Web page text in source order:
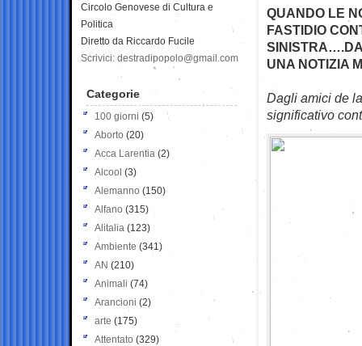
QUANDO LE
FASTIDIO
SINISTRA….DA
UNA NOTIZIA
Dagli amici de
significativo
Circolo Genovese di Cultura e
Politica
Diretto da Riccardo Fucile
Scrivici: destradipopolo@gmail.com
Categorie
100 giorni (5)
Aborto (20)
Acca Larentia (2)
Alcool (3)
Alemanno (150)
Alfano (315)
Alitalia (123)
Ambiente (341)
AN (210)
Animali (74)
Arancioni (2)
arte (175)
Attentato (329)